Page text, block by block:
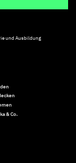
und Ausbildung
& Co.